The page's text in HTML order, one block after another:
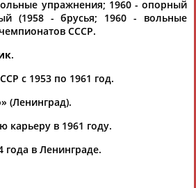
и владелец компании
"...
агентство СТАДИОН
упражнения; 1960 - опорный
(1958 - брусья; 1960 - вольные
СССР.
.
с 1953 по 1961 год.
(Ленинград).
карьеру в 1961 году.
года в Ленинграде.